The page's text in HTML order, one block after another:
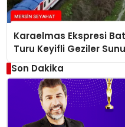
Karaelmas Ekspresi
Turu Keyifli Geziler
Son Dakika